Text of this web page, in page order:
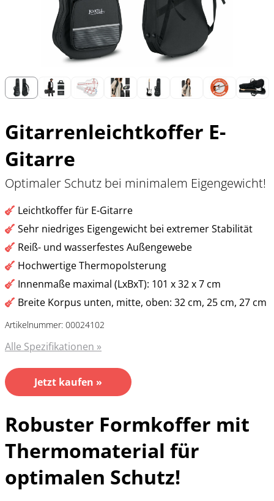
Gitarrenleichtkoffer E-
Gitarre
Optimaler Schutz bei minimalem Eigengewicht!
Leichtkoffer für E-Gitarre
Sehr niedriges Eigengewicht bei extremer Stabilität
Reiß- und wasserfestes Außengewebe
Hochwertige Thermopolsterung
Innenmaße maximal (LxBxT): 101 x 32 x 7 cm
Breite Korpus unten, mitte, oben: 32 cm, 25 cm, 27 cm
Artikelnummer: 00024102
Alle Spezifikationen »
Jetzt kaufen »
Robuster Formkoffer mit
Thermomaterial für
optimalen Schutz!